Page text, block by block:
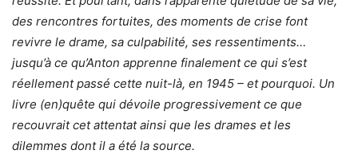
des rencontres fortuites, des moments de crise font
revivre le drame, sa culpabilité, ses ressentiments…
jusqu’à ce qu’Anton apprenne finalement ce qui s’est
réellement passé cette nuit-là, en 1945 – et pourquoi. Un
livre (en)quête qui dévoile progressivement ce que
recouvrait cet attentat ainsi que les drames et les
dilemmes dont il a été la source.